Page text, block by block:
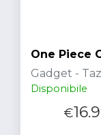
One Piece
Gadget -
Disponibile
€